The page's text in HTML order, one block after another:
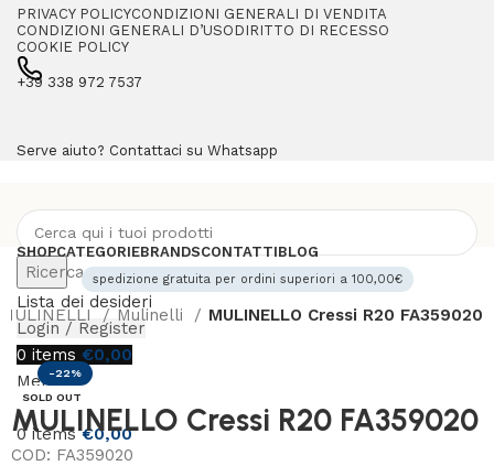
PRIVACY POLICYCONDIZIONI GENERALI DI VENDITA
CONDIZIONI GENERALI D’USO DIRITTO DI RECESSO
COOKIE POLICY
+39 338 972 7537
Serve aiuto? Contattaci su Whatsapp
Ricerca
Lista dei desideri
Login / Register
0 items €0,00
Menu
0items €0,00
SHOPCATEGORIEBRANDSCONTATTIBLOG
spedizione gratuita per ordini superiori a 100,00€
MULINELLI Mulinelli MULINELLO Cressi R20 FA359020
-22%
SOLD OUT
MULINELLO Cressi R20 FA359020
COD: FA359020